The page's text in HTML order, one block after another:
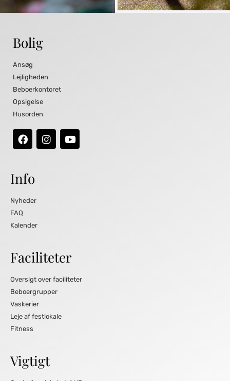
Bolig
Ansøg
Lejligheden
Beboerkontoret
Opsigelse
Husorden
Info
Nyheder
FAQ
Kalender
Faciliteter
Oversigt over faciliteter
Beboergrupper
Vaskerier
Leje af festlokale
Fitness
Vigtigt